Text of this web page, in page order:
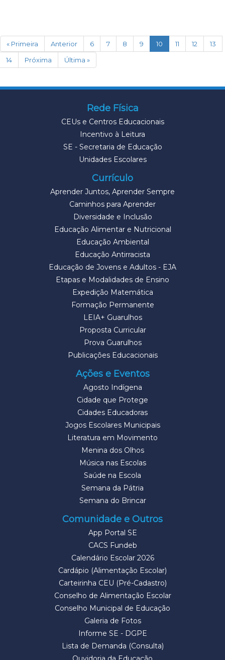
« Primeira Anterior 6 7 8 9 10 (current)
11 12
13
14
Próxima Última »
Rede Física
CEUs e Centros Educacionais
Incentivo à Leitura
SE - Secretaria de Educação
Unidades Escolares
Currículo
Aprender Juntos, Aprender Sempre
Caminhos para Aprender
Diversidade e Inclusão
Educação Alimentar e Nutricional
Educação Ambiental
Educação Antirracista
Educação de Jovens e Adultos - EJA
Etapas e Modalidades de Ensino
Expedição Matemática
Formação Permanente
LEIA+ Guarulhos
Proposta Curricular
Prova Guarulhos
Publicações Educacionais
Ações e Eventos
Agosto Indígena
Cidade que Protege
Cidades Educadoras
Jogos Escolares Municipais
Literatura em Movimento
Menina dos Olhos
Música nas Escolas
Saúde na Escola
Semana da Pátria
Semana do Brincar
Comunidade e Outros
App Portal SE
CACS Fundeb
Calendário Escolar 2026
Cardápio (Alimentação Escolar)
Carteirinha CEU (Pré-Cadastro)
Conselho de Alimentação Escolar
Conselho Municipal de Educação
Galeria de Fotos
Informe SE - DGPE
Lista de Demanda (Consulta)